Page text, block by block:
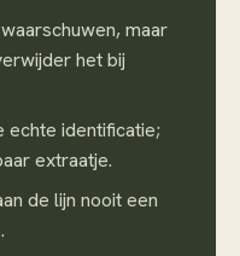
maar
het bij
echte identificatie;
extraatje.
de lijn nooit een